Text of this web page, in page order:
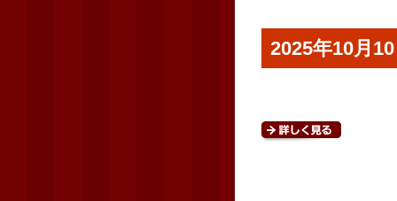
2025年10月